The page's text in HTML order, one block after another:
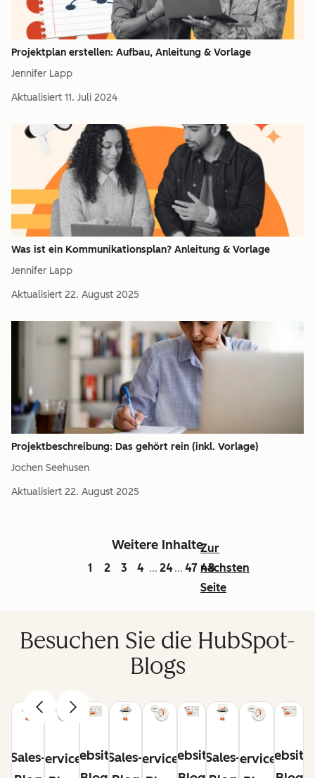
Projektplan erstellen: Aufbau, Anleitung & Vorlage
Jennifer Lapp
Aktualisiert 11. Juli 2024
Was ist ein Kommunikationsplan? Anleitung & Vorlage
Jennifer Lapp
Aktualisiert 22. August 2025
Projektbeschreibung: Das gehört rein (inkl. Vorlage)
Jochen Seehusen
Aktualisiert 22. August 2025
Weitere Inhalte
1 2 3 4 ... 24 ... 47 48
Zur
nächsten
Seite
Besuchen Sie die HubSpot-
Blogs
Sales-Service-Website-Sales-Service-Website-Sales-Service-